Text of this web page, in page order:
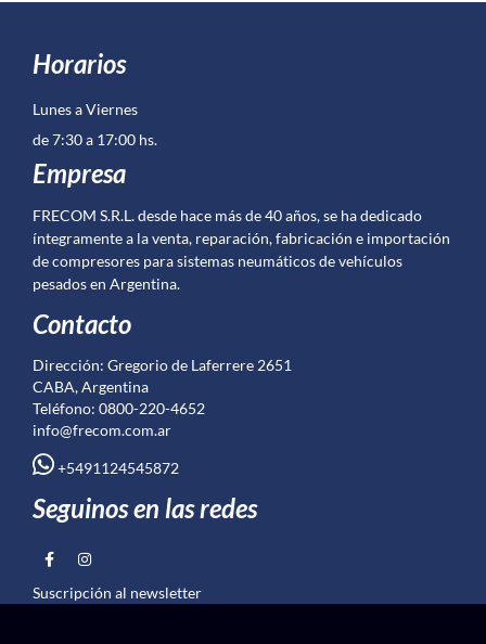
Horarios
Lunes a Viernes
de 7:30 a 17:00 hs.
Empresa
FRECOM S.R.L. desde hace más de 40 años, se ha dedicado
íntegramente a la venta, reparación, fabricación e importación
de compresores para sistemas neumáticos de vehículos
pesados en Argentina.
Contacto
Dirección: Gregorio de Laferrere 2651
CABA, Argentina
Teléfono: 0800-220-4652
info@frecom.com.ar
+5491124545872
Seguinos en las redes
Suscripción al newsletter